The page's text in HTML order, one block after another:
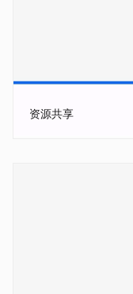
资源共享